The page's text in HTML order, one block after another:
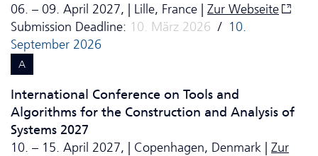
06. – 09. April 2027, | Lille, France | Zur Webseite
Submission Deadline: 10. März 2026 / 10.
September 2026
A
International Conference on Tools and
Algorithms for the Construction and Analysis of
Systems 2027
10. – 15. April 2027, | Copenhagen, Denmark | Zur